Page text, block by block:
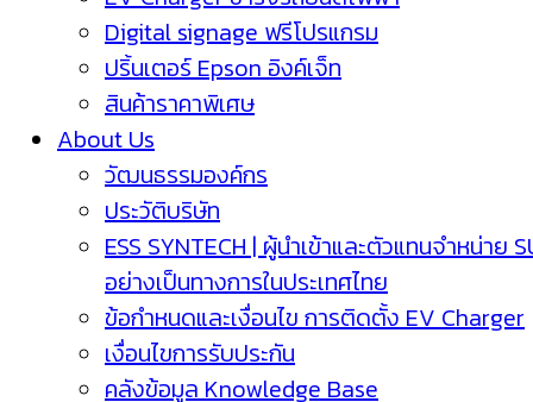
Digital signage ฟรีโปรแกรม
ปริ้นเตอร์ Epson อิงค์เจ็ท
สินค้าราคาพิเศษ
About Us
วัฒนธรรมองค์กร
ประวัติบริษัท
ESS SYNTECH | ผู้นำเข้าและตัวแทนจำหน่าย
อย่างเป็นทางการในประเทศไทย
ข้อกำหนดและเงื่อนไข การติดตั้ง EV Charger
เงื่อนไขการรับประกัน
คลังข้อมูล Knowledge Base